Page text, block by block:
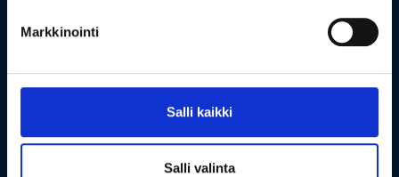
Markkinointi
Salli kaikki
Salli valinta